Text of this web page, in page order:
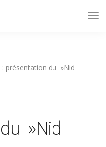
: présentation du »Nid
»Nid